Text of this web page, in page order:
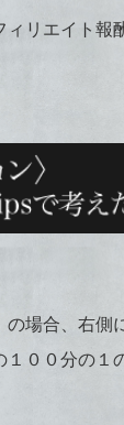
ィリエイト
場合、右
１００分の１